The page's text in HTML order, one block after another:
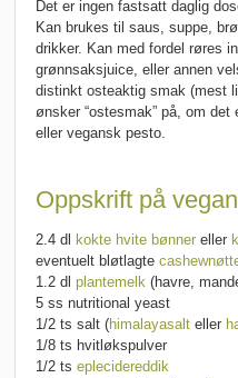
Det er ingen fastsatt daglig
Kan brukes til saus, suppe,
drikker. Kan med fordel røres
grønnsaksjuice, eller annen
distinkt osteaktig smak (mest
ønsker “ostesmak” på, om
eller vegansk pesto.
Oppskrift på
2.4 dl kokte hvite bønner eller
eventuelt bløtlagte
1.2 dl plantemelk (havre,
5 ss nutritional yeast
1/2 ts salt (himalayasalt eller
1/8 ts hvitløkspulver
1/2 ts eplecidereddik